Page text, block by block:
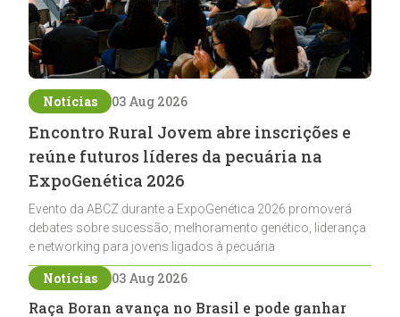
Notícias 03 Aug 2026
Encontro Rural Jovem abre inscrições e
reúne futuros líderes da pecuária na
ExpoGenética 2026
Evento da ABCZ durante a ExpoGenética 2026 promoverá
debates sobre sucessão, melhoramento genético, liderança
e networking para jovens ligados à pecuária
Notícias 03 Aug 2026
Raça Boran avança no Brasil e pode ganhar